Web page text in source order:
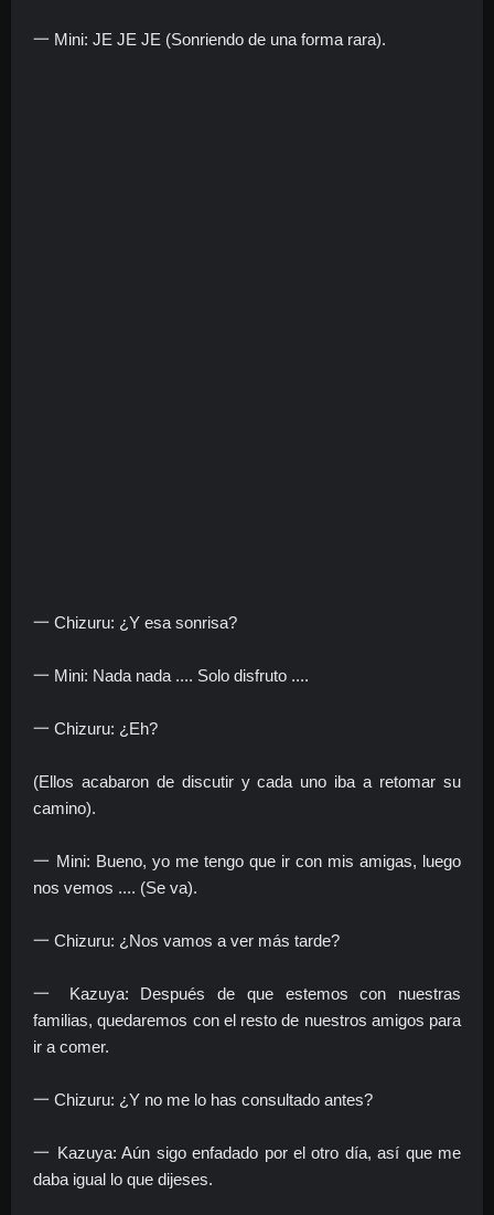
一 Mini: JE JE JE (Sonriendo de una forma rara).
一 Chizuru: ¿Y esa sonrisa?
一 Mini: Nada nada .... Solo disfruto ....
一 Chizuru: ¿Eh?
(Ellos acabaron de discutir y cada uno iba a retomar su
camino).
一 Mini: Bueno, yo me tengo que ir con mis amigas, luego
nos vemos .... (Se va).
一 Chizuru: ¿Nos vamos a ver más tarde?
一 Kazuya: Después de que estemos con nuestras
familias, quedaremos con el resto de nuestros amigos para
ir a comer.
一 Chizuru: ¿Y no me lo has consultado antes?
一 Kazuya: Aún sigo enfadado por el otro día, así que me
daba igual lo que dijeses.